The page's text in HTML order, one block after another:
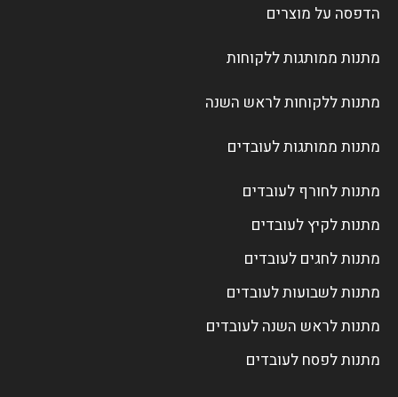
הדפסה על מוצרים
מתנות ממותגות ללקוחות
מתנות ללקוחות לראש השנה
מתנות ממותגות לעובדים
מתנות לחורף לעובדים
מתנות לקיץ לעובדים
מתנות לחגים לעובדים
מתנות לשבועות לעובדים
מתנות לראש השנה לעובדים
מתנות לפסח לעובדים